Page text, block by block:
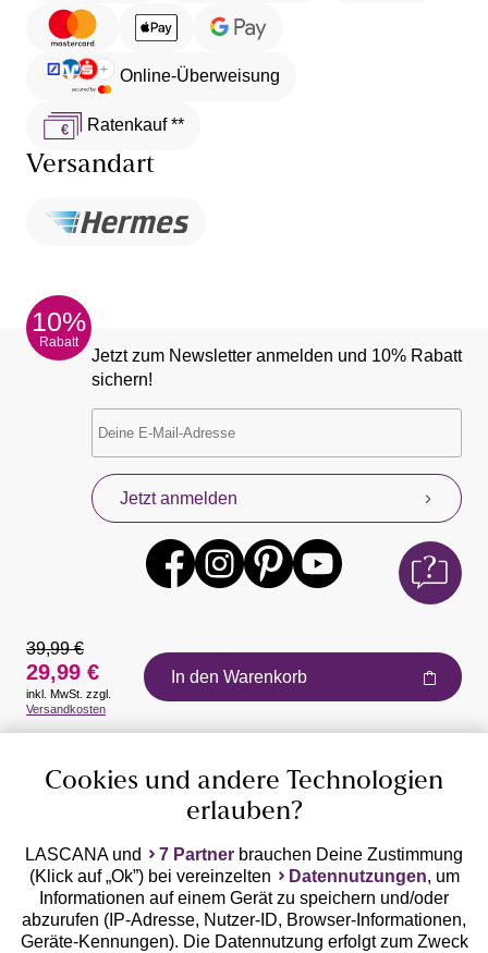
Online-Überweisung
Ratenkauf **
Versandart
10%
Rabatt
Jetzt zum Newsletter anmelden und 10% Rabatt
sichern!
Jetzt anmelden
Auszeichnungen
Geprüfte Sicherheit
39,99 €
29,99 €
inkl. MwSt. zzgl.
Versandkosten
In den Warenkorb
Cookies und andere Technologien
erlauben?
LASCANA und 7 Partner brauchen Deine Zustimmung
(Klick auf „Ok”) bei vereinzelten
Datennutzungen, um
Informationen auf einem Gerät zu speichern und/oder
abzurufen (IP-Adresse, Nutzer-ID, Browser-Informationen,
Geräte-Kennungen). Die Datennutzung erfolgt zum Zweck